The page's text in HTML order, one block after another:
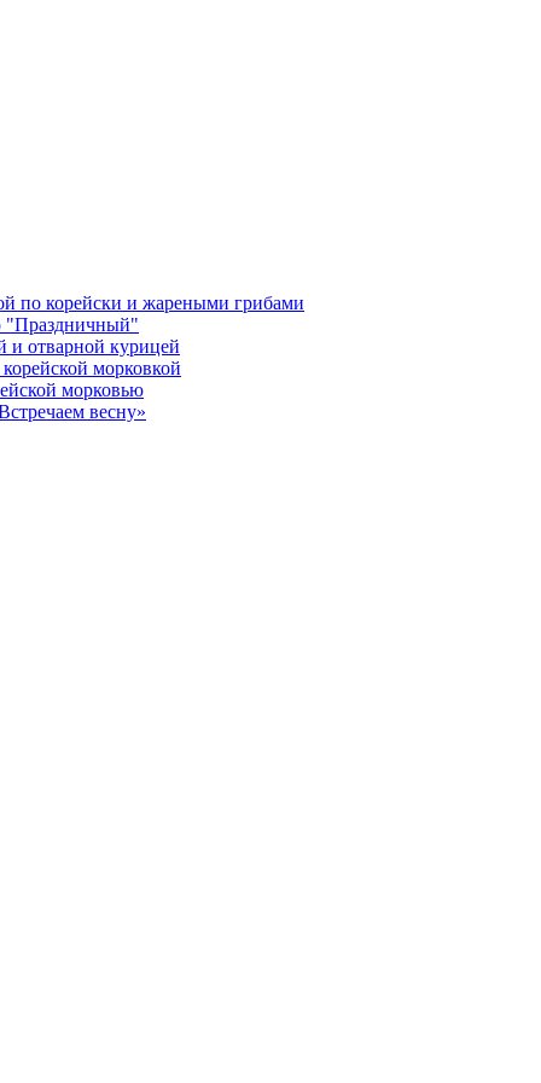
по корейски и жареными грибами
"Праздничный"
и отварной курицей
морковкой
морковью
весну»